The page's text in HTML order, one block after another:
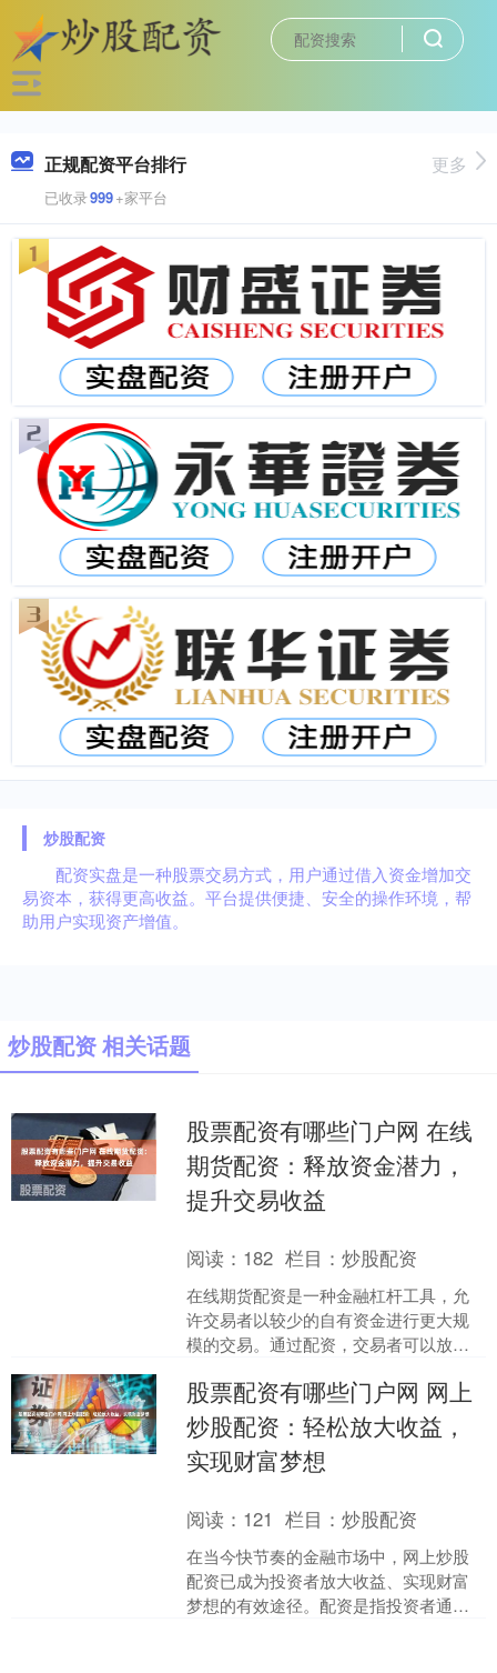
正规配资平台排行
已收录999+家平台
更多
炒股配资
配资实盘是一种股票交易方式，用户通过借入资金增加交
易资本，获得更高收益。平台提供便捷、安全的操作环境，帮
助用户实现资产增值。
炒股配资 相关话题
股票配资有哪些门户网 在线
期货配资：释放资金潜力，
提升交易收益
阅读： 182 栏目：炒股配资
在线期货配资是一种金融杠杆工具，允
许交易者以较少的自有资金进行更大规
模的交易。通过配资，交易者可以放大
控制：炒股是有风险....
股票配资有哪些门户网 网上
炒股配资：轻松放大收益，
实现财富梦想
阅读： 121 栏目：炒股配资
在当今快节奏的金融市场中，网上炒股
配资已成为投资者放大收益、实现财富
梦想的有效途径。配资是指投资者通过